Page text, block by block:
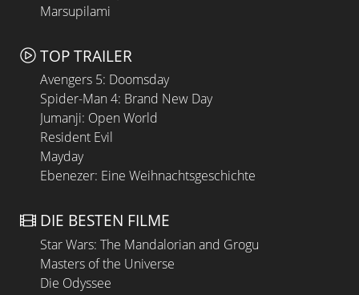
Marsupilami
TOP TRAILER
Avengers 5: Doomsday
Spider-Man 4: Brand New Day
Jumanji: Open World
Resident Evil
Mayday
Ebenezer: Eine Weihnachtsgeschichte
DIE BESTEN FILME
Star Wars: The Mandalorian and Grogu
Masters of the Universe
Die Odyssee